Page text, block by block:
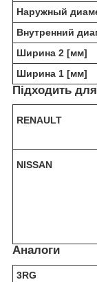
Наружный
Внутренний
Ширина 2 [мм]
Ширина 1 [мм]
Підходить
RENAULT
NISSAN
Аналоги
3RG